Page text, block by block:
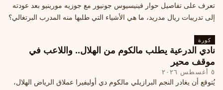
تعرف على تفاصيل حوار فينيسيوس جونيور مع جوزيه مورينيو بعد عودته
إلى تدريبات ريال مدريد، ما هي الأشياء التي طلبها منه المدرب البرتغالي؟
كورة
نادي الدرعية يطلب مالكوم من الهلال.. واللاعب في
موقف محير
٥ أغسطس ٢٠٢٦
يُتوقع أن يغادر النجم البرازيلي مالكوم دي أوليفيرا عملاق الرياض الهلال،